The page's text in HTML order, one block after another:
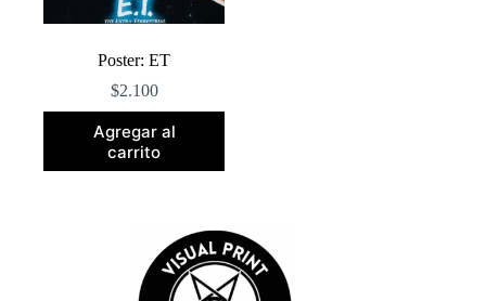
Poster: ET
$2.100
Agregar al
carrito